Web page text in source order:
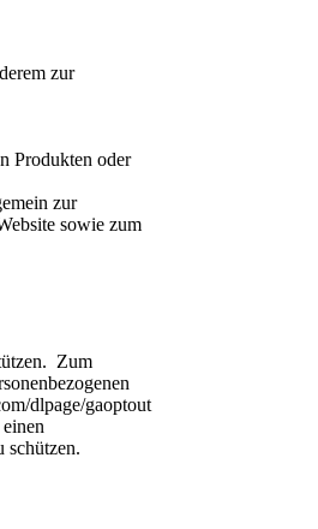
zur
Produkten oder
zur
sowie zum
Zum
dlpage/gaoptout
schützen.